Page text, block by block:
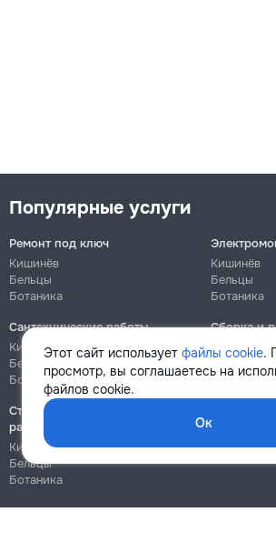
Этот сайт использует файлы cookie.
просмотр, вы соглашаетесь на
файлов cookie.
Ок
Популярные услуги
Ремонт под ключ
Кишинёв
Бельцы
Ботаника
Кишинёв
Бельцы
Ботаника
Сантехнические работы
Кишинёв
Бельцы
Ботаника
Сборка и
Кишинёв
Ботаника
Строительно-монтажные
работы
Кишинёв
Бельцы
Ботаника